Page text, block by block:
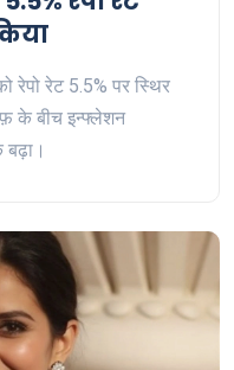
रेपो रेट 5.5% पर स्थिर
के बीच इन्फ्लेशन
बढ़ा।